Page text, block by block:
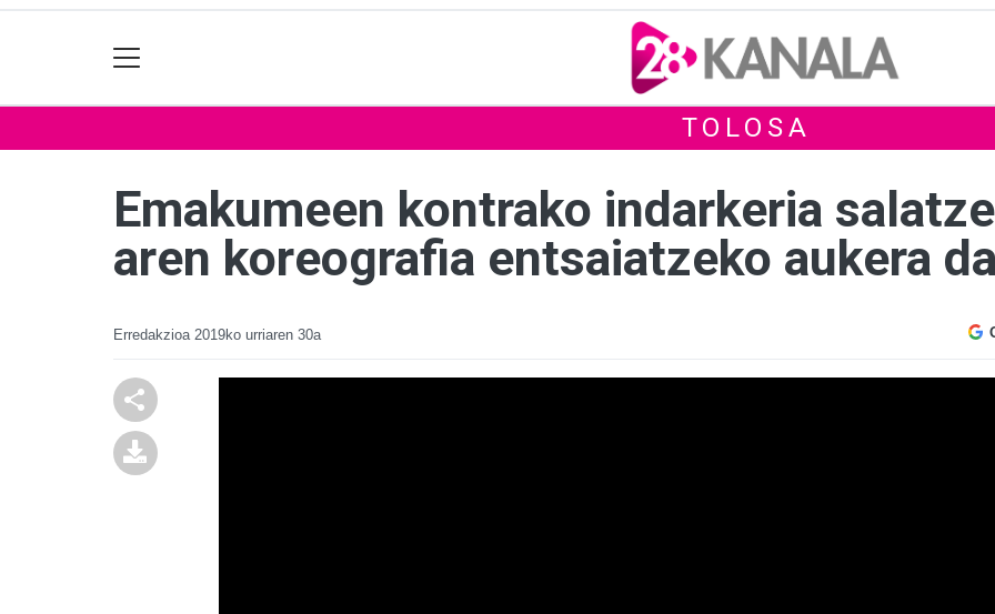
TOLOSA
Emakumeen kontrako indarkeria
aren koreografia entsaiatzeko aukera
Erredakzioa 2019ko urriaren 30a